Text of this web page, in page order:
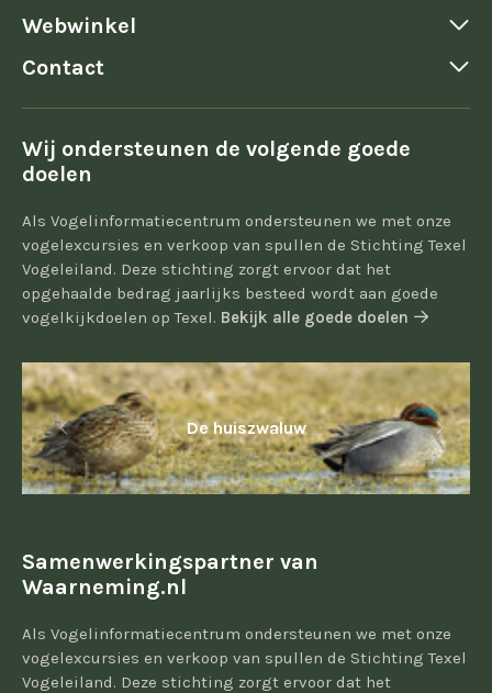
Webwinkel
Contact
Wij ondersteunen de volgende goede
doelen
Als Vogelinformatiecentrum ondersteunen we met onze
vogelexcursies en verkoop van spullen de Stichting Texel
Vogeleiland. Deze stichting zorgt ervoor dat het
opgehaalde bedrag jaarlijks besteed wordt aan goede
vogelkijkdoelen op Texel. Bekijk alle goede doelen
De huiszwaluw
Samenwerkingspartner van
Waarneming.nl
Als Vogelinformatiecentrum ondersteunen we met onze
vogelexcursies en verkoop van spullen de Stichting Texel
Vogeleiland. Deze stichting zorgt ervoor dat het